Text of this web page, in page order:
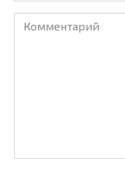
Комментарий